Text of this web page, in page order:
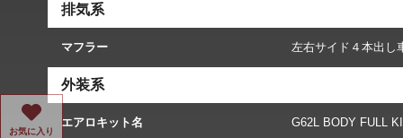
排気系
マフラー 左右サイド４本出し
外装系
エアロキット名 G62L BODY FULL
お気に入り